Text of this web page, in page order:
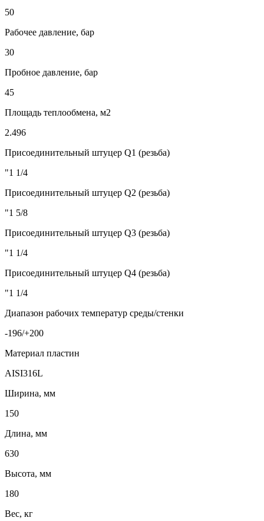
50
Рабочее давление, бар
30
Пробное давление, бар
45
Площадь теплообмена, м2
2.496
Присоединительный штуцер Q1 (резьба)
"1 1/4
Присоединительный штуцер Q2 (резьба)
"1 5/8
Присоединительный штуцер Q3 (резьба)
"1 1/4
Присоединительный штуцер Q4 (резьба)
"1 1/4
Диапазон рабочих температур среды/стенки
-196/+200
Материал пластин
AISI316L
Ширина, мм
150
Длина, мм
630
Высота, мм
180
Вес, кг